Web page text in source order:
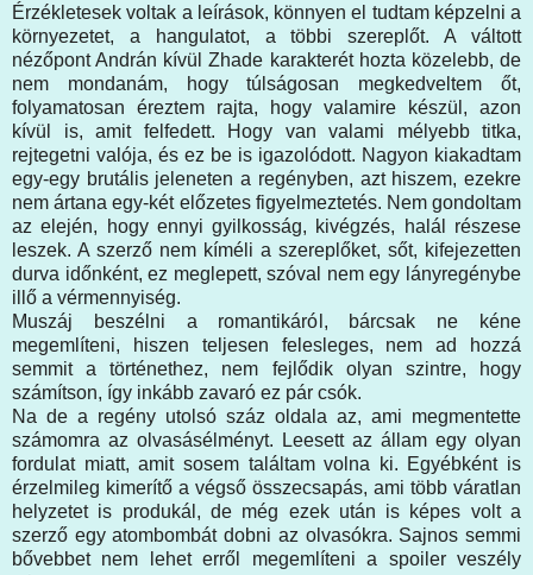
Érzékletesek voltak a leírások, könnyen el tudtam képzelni a
környezetet, a hangulatot, a többi szereplőt. A váltott
nézőpont Andrán kívül Zhade karakterét hozta közelebb, de
nem mondanám, hogy túlságosan megkedveltem őt,
folyamatosan éreztem rajta, hogy valamire készül, azon
kívül is, amit felfedett. Hogy van valami mélyebb titka,
rejtegetni valója, és ez be is igazolódott. Nagyon kiakadtam
egy-egy brutális jeleneten a regényben, azt hiszem, ezekre
nem ártana egy-két előzetes figyelmeztetés. Nem gondoltam
az elején, hogy ennyi gyilkosság, kivégzés, halál részese
leszek. A szerző nem kíméli a szereplőket, sőt, kifejezetten
durva időnként, ez meglepett, szóval nem egy lányregénybe
illő a vérmennyiség.
Muszáj beszélni a romantikáról, bárcsak ne kéne
megemlíteni, hiszen teljesen felesleges, nem ad hozzá
semmit a történethez, nem fejlődik olyan szintre, hogy
számítson, így inkább zavaró ez pár csók.
Na de a regény utolsó száz oldala az, ami megmentette
számomra az olvasásélményt. Leesett az állam egy olyan
fordulat miatt, amit sosem találtam volna ki. Egyébként is
érzelmileg kimerítő a végső összecsapás, ami több váratlan
helyzetet is produkál, de még ezek után is képes volt a
szerző egy atombombát dobni az olvasókra. Sajnos semmi
bővebbet nem lehet erről megemlíteni a spoiler veszély